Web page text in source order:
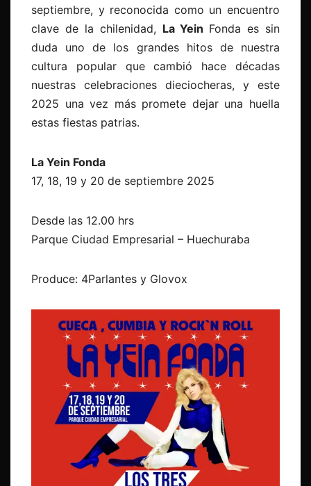
septiembre, y reconocida como un encuentro
clave de la chilenidad, La Yein Fonda es sin
duda uno de los grandes hitos de nuestra
cultura popular que cambió hace décadas
nuestras celebraciones dieciocheras, y este
2025 una vez más promete dejar una huella
estas fiestas patrias.
La Yein Fonda
17, 18, 19 y 20 de septiembre 2025
Desde las 12.00 hrs
Parque Ciudad Empresarial – Huechuraba
Produce: 4Parlantes y Glovox